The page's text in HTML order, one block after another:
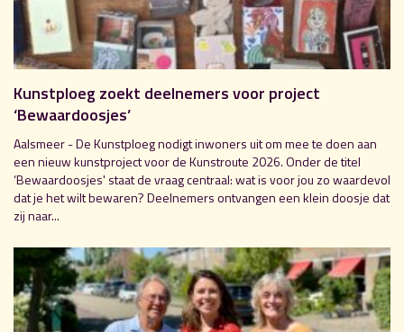
Kunstploeg zoekt deelnemers voor project
‘Bewaardoosjes’
Aalsmeer - De Kunstploeg nodigt inwoners uit om mee te doen aan
een nieuw kunstproject voor de Kunstroute 2026. Onder de titel
‘Bewaardoosjes' staat de vraag centraal: wat is voor jou zo waardevol
dat je het wilt bewaren? Deelnemers ontvangen een klein doosje dat
zij naar...